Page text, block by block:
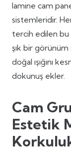
lamine cam
sistemleridir.
tercih edilen bu
şık bir görünüm
doğal ışığını
dokunuş ekler.
Cam
Estetik